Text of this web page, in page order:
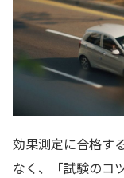
効果測定に合格す
なく、「試験のコ